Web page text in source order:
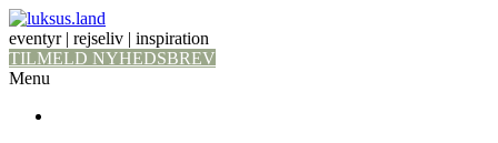
eventyr | rejseliv | inspiration
TILMELD NYHEDSBREV
Menu